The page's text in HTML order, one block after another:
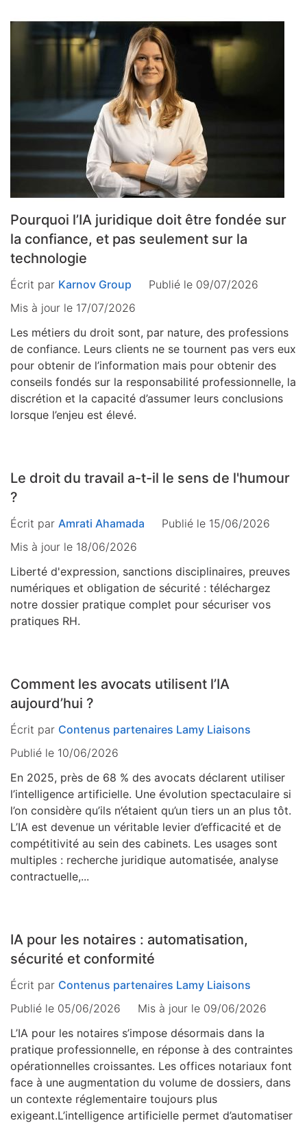
Pourquoi l’IA juridique doit être fondée sur
la confiance, et pas seulement sur la
technologie
Écrit par Karnov Group
Publié le 09/07/2026
Mis à jour le 17/07/2026
Les métiers du droit sont, par nature, des professions
de confiance. Leurs clients ne se tournent pas vers eux
pour obtenir de l’information mais pour obtenir des
conseils fondés sur la responsabilité professionnelle, la
discrétion et la capacité d’assumer leurs conclusions
lorsque l’enjeu est élevé.
Le droit du travail a-t-il le sens de l'humour
?
Écrit par Amrati Ahamada
Publié le 15/06/2026
Mis à jour le 18/06/2026
Liberté d'expression, sanctions disciplinaires, preuves
numériques et obligation de sécurité : téléchargez
notre dossier pratique complet pour sécuriser vos
pratiques RH.
Comment les avocats utilisent l’IA
aujourd’hui ?
Écrit par Contenus partenaires Lamy Liaisons
Publié le 10/06/2026
En 2025, près de 68 % des avocats déclarent utiliser
l’intelligence artificielle. Une évolution spectaculaire si
l’on considère qu’ils n’étaient qu’un tiers un an plus tôt.
L’IA est devenue un véritable levier d’efficacité et de
compétitivité au sein des cabinets. Les usages sont
multiples : recherche juridique automatisée, analyse
contractuelle,...
IA pour les notaires : automatisation,
sécurité et conformité
Écrit par Contenus partenaires Lamy Liaisons
Publié le 05/06/2026
Mis à jour le 09/06/2026
L’IA pour les notaires s’impose désormais dans la
pratique professionnelle, en réponse à des contraintes
opérationnelles croissantes. Les offices notariaux font
face à une augmentation du volume de dossiers, dans
un contexte réglementaire toujours plus
exigeant.L’intelligence artificielle permet d’automatiser